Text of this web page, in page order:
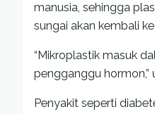
manusia, sehingga
sungai akan kembali
“Mikroplastik masuk
pengganggu hormon,”
Penyakit seperti